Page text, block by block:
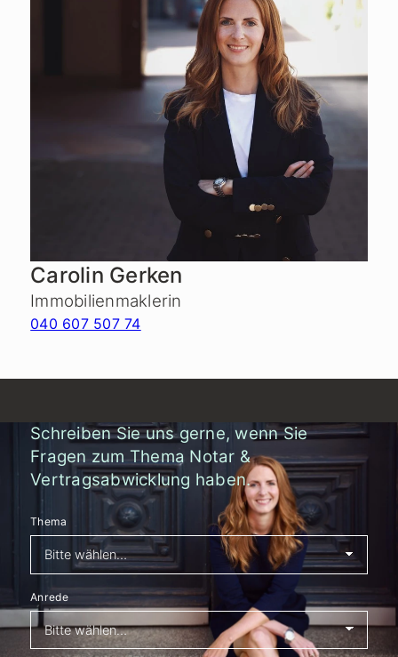
Carolin Gerken
Immobilienmaklerin
040 607 507 74
Schreiben Sie uns gerne, wenn Sie
Fragen zum Thema Notar &
Vertragsabwicklung haben.
Thema
Anrede